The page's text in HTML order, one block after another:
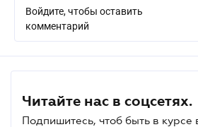
Войдите, чтобы оставить
комментарий
Читайте нас в соцсетях.
Подпишитесь, чтоб быть в курсе